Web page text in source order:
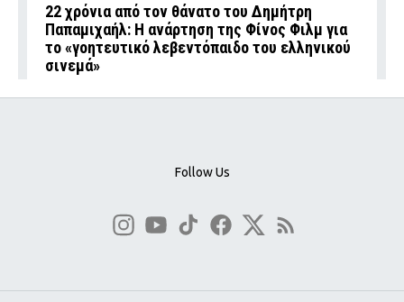
22 χρόνια από τον θάνατο του Δημήτρη
Παπαμιχαήλ: Η ανάρτηση της Φίνος Φιλμ για
το «γοητευτικό λεβεντόπαιδο του ελληνικού
σινεμά»
Follow Us